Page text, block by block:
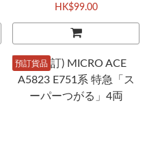
HK$99.00
預訂貨品